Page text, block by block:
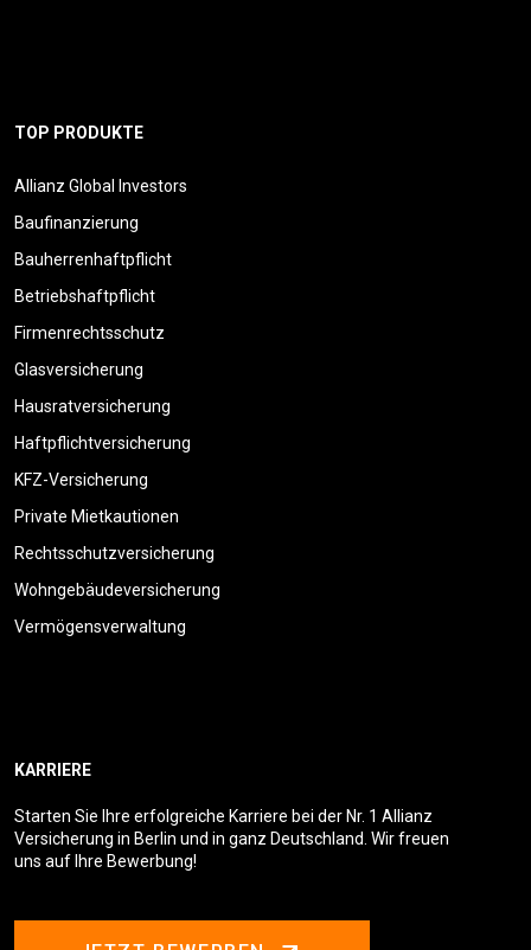
TOP PRODUKTE
Allianz Global Investors
Baufinanzierung
Bauherrenhaftpflicht
Betriebshaftpflicht
Firmenrechtsschutz
Glasversicherung
Hausratversicherung
Haftpflichtversicherung
KFZ-Versicherung
Private Mietkautionen
Rechtsschutzversicherung
Wohngebäudeversicherung
Vermögensverwaltung
KARRIERE
Starten Sie Ihre erfolgreiche Karriere bei der Nr. 1 Allianz
Versicherung in Berlin und in ganz Deutschland. Wir freuen
uns auf Ihre Bewerbung!